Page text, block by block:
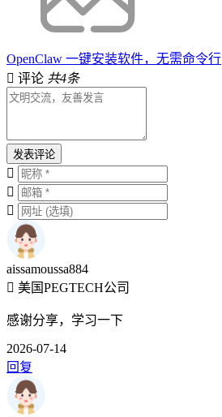
OpenClaw 一键安装软件，无需命令行
评论 共4条
发表评论
aissamoussa884
美国PEGTECH公司
感谢分享，学习一下
2026-07-14
回复